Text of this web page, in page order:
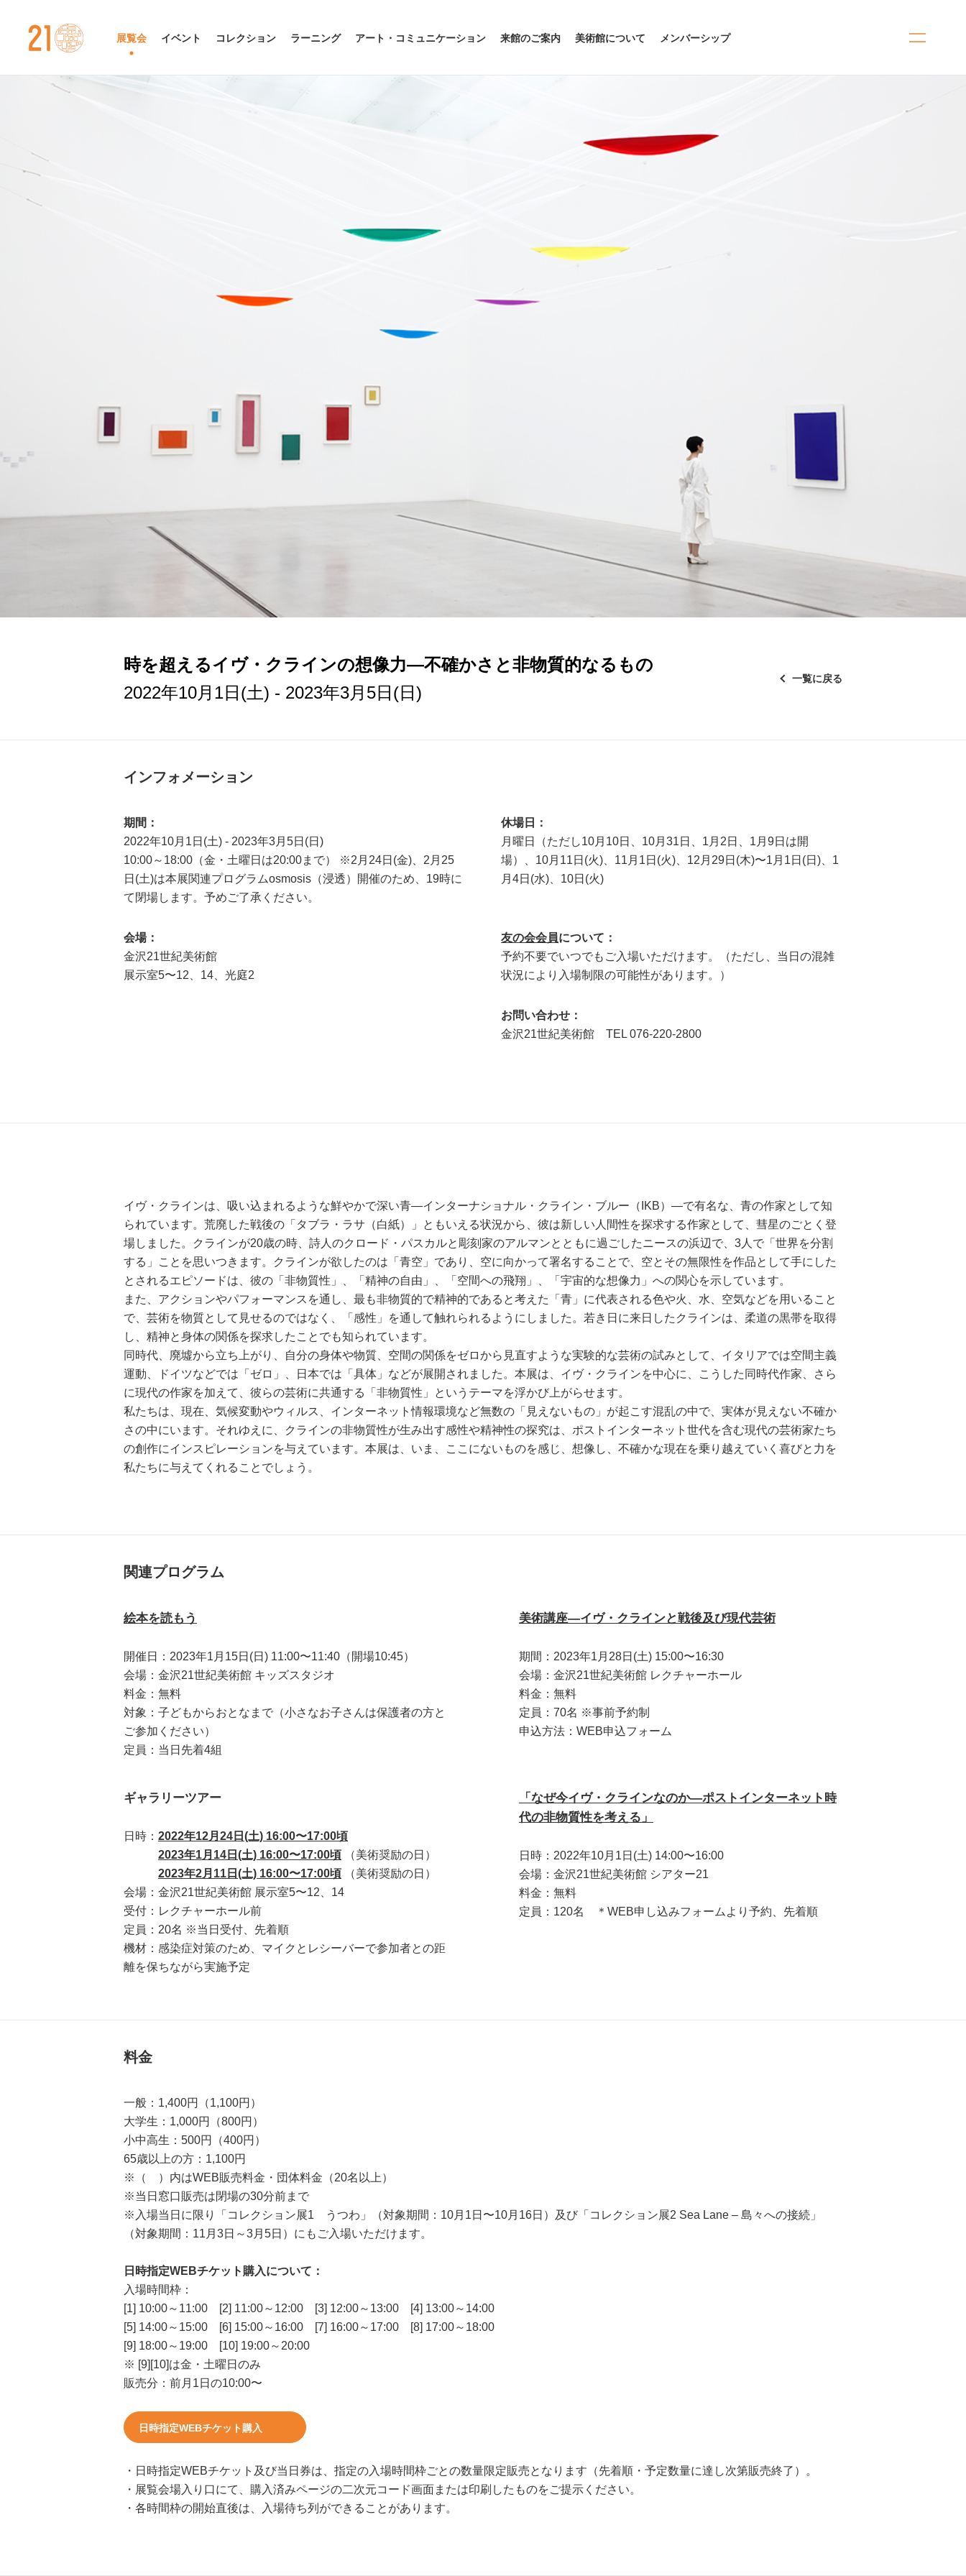
金沢21世紀美術館
展覧会 イベント コレクション ラーニング アート・コミュニケーション 来館のご案内 美術館について メンバーシップ
時を超えるイヴ・クラインの想像力―不確かさと非物質的なるもの
2022年10月1日(土) - 2023年3月5日(日)
一覧に戻る
インフォメーション
期間：
2022年10月1日(土) - 2023年3月5日(日)
10:00～18:00（金・土曜日は20:00まで） ※2月24日(金)、2月25
日(土)は本展関連プログラムosmosis（浸透）開催のため、19時に
て閉場します。予めご了承ください。
会場：
金沢21世紀美術館
展示室5〜12、14、光庭2
休場日：
月曜日（ただし10月10日、10月31日、1月2日、1月9日は開
場）、10月11日(火)、11月1日(火)、12月29日(木)〜1月1日(日)、1
月4日(水)、10日(火)
友の会会員について：
予約不要でいつでもご入場いただけます。（ただし、当日の混雑
状況により入場制限の可能性があります。）
お問い合わせ：
金沢21世紀美術館 TEL 076-220-2800
イヴ・クラインは、吸い込まれるような鮮やかで深い青―インターナショナル・クライン・ブルー（IKB）―で有名な、青の作家として知
られています。荒廃した戦後の「タブラ・ラサ（白紙）」ともいえる状況から、彼は新しい人間性を探求する作家として、彗星のごとく登
場しました。クラインが20歳の時、詩人のクロード・パスカルと彫刻家のアルマンとともに過ごしたニースの浜辺で、3人で「世界を分割
する」ことを思いつきます。クラインが欲したのは「青空」であり、空に向かって署名することで、空とその無限性を作品として手にした
とされるエピソードは、彼の「非物質性」、「精神の自由」、「空間への飛翔」、「宇宙的な想像力」への関心を示しています。
また、アクションやパフォーマンスを通し、最も非物質的で精神的であると考えた「青」に代表される色や火、水、空気などを用いること
で、芸術を物質として見せるのではなく、「感性」を通して触れられるようにしました。若き日に来日したクラインは、柔道の黒帯を取得
し、精神と身体の関係を探求したことでも知られています。
同時代、廃墟から立ち上がり、自分の身体や物質、空間の関係をゼロから見直すような実験的な芸術の試みとして、イタリアでは空間主義
運動、ドイツなどでは「ゼロ」、日本では「具体」などが展開されました。本展は、イヴ・クラインを中心に、こうした同時代作家、さら
に現代の作家を加えて、彼らの芸術に共通する「非物質性」というテーマを浮かび上がらせます。
私たちは、現在、気候変動やウィルス、インターネット情報環境など無数の「見えないもの」が起こす混乱の中で、実体が見えない不確か
さの中にいます。それゆえに、クラインの非物質性が生み出す感性や精神性の探究は、ポストインターネット世代を含む現代の芸術家たち
の創作にインスピレーションを与えています。本展は、いま、ここにないものを感じ、想像し、不確かな現在を乗り越えていく喜びと力を
私たちに与えてくれることでしょう。
関連プログラム
絵本を読もう
開催日：2023年1月15日(日) 11:00〜11:40（開場10:45）
会場：金沢21世紀美術館 キッズスタジオ
料金：無料
対象：子どもからおとなまで（小さなお子さんは保護者の方と
ご参加ください）
定員：当日先着4組
美術講座―イヴ・クラインと戦後及び現代芸術
期間：2023年1月28日(土) 15:00〜16:30
会場：金沢21世紀美術館 レクチャーホール
料金：無料
定員：70名 ※事前予約制
申込方法：WEB申込フォーム
ギャラリーツアー
日時： 2022年12月24日(土) 16:00〜17:00頃
2023年1月14日(土) 16:00〜17:00頃 （美術奨励の日）
2023年2月11日(土) 16:00〜17:00頃 （美術奨励の日）
会場：金沢21世紀美術館 展示室5〜12、14
受付：レクチャーホール前
定員：20名 ※当日受付、先着順
機材：感染症対策のため、マイクとレシーバーで参加者との距
離を保ちながら実施予定
「なぜ今イヴ・クラインなのか―ポストインターネット時
代の非物質性を考える」
日時：2022年10月1日(土) 14:00〜16:00
会場：金沢21世紀美術館 シアター21
料金：無料
定員：120名 ＊WEB申し込みフォームより予約、先着順
料金
一般：1,400円（1,100円）
大学生：1,000円（800円）
小中高生：500円（400円）
65歳以上の方：1,100円
※（ ）内はWEB販売料金・団体料金（20名以上）
※当日窓口販売は閉場の30分前まで
※入場当日に限り「コレクション展1 うつわ」（対象期間：10月1日〜10月16日）及び「コレクション展2 Sea Lane – 島々への接続」
（対象期間：11月3日～3月5日）にもご入場いただけます。
日時指定WEBチケット購入について：
入場時間枠：
[1] 10:00～11:00 [2] 11:00～12:00 [3] 12:00～13:00 [4] 13:00～14:00
[5] 14:00～15:00 [6] 15:00～16:00 [7] 16:00～17:00 [8] 17:00～18:00
[9] 18:00～19:00 [10] 19:00～20:00
※ [9][10]は金・土曜日のみ
販売分：前月1日の10:00〜
日時指定WEBチケット購入
・日時指定WEBチケット及び当日券は、指定の入場時間枠ごとの数量限定販売となります（先着順・予定数量に達し次第販売終了）。
・展覧会場入り口にて、購入済みページの二次元コード画面または印刷したものをご提示ください。
・各時間枠の開始直後は、入場待ち列ができることがあります。